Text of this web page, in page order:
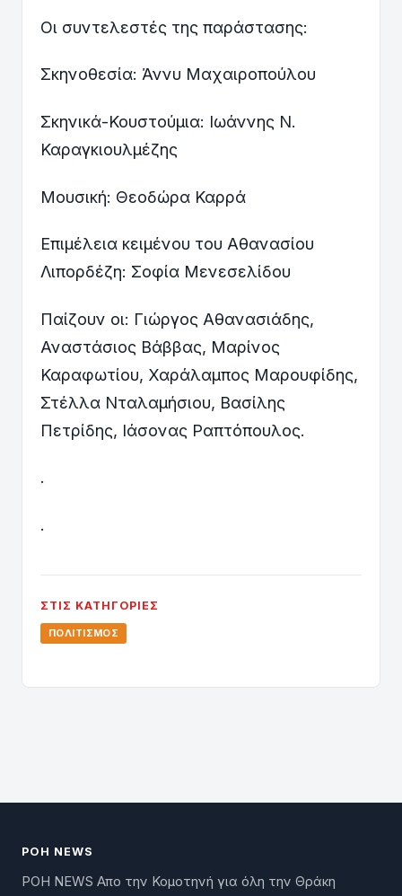
Οι συντελεστές της παράστασης:
Σκηνοθεσία: Άννυ Μαχαιροπούλου
Σκηνικά-Κουστούμια: Ιωάννης Ν.
Καραγκιουλμέζης
Μουσική: Θεοδώρα Καρρά
Επιμέλεια κειμένου του Αθανασίου
Λιπορδέζη: Σοφία Μενεσελίδου
Παίζουν οι: Γιώργος Αθανασιάδης,
Αναστάσιος Βάββας, Μαρίνος
Καραφωτίου, Χαράλαμπος Μαρουφίδης,
Στέλλα Νταλαμήσιου, Βασίλης
Πετρίδης, Ιάσονας Ραπτόπουλος.
.
.
ΣΤΙΣ ΚΑΤΗΓΟΡΊΕΣ
ΠΟΛΙΤΙΣΜΌΣ
ΡΟΗ NEWS
ΡΟΗ NEWS Απο την Κομοτηνή για όλη την Θράκη